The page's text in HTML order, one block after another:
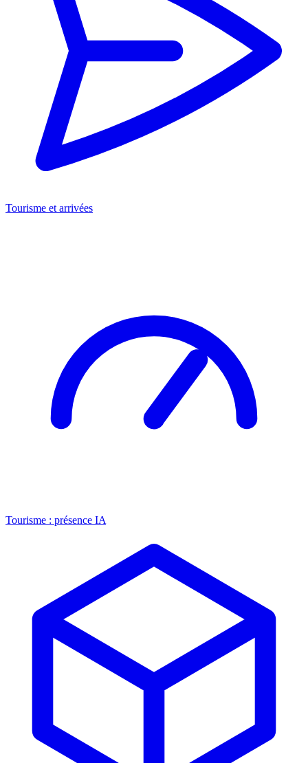
Tourisme et arrivées
Tourisme : présence IA